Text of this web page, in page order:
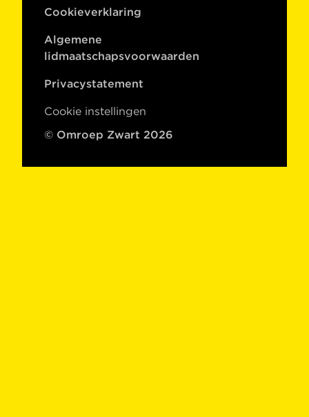
Cookieverklaring
Algemene
lidmaatschapsvoorwaarden
Privacystatement
Cookie instellingen
© Omroep Zwart 2026